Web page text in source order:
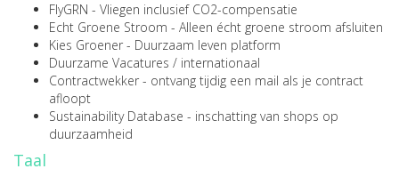
FlyGRN - Vliegen inclusief CO2-compensatie
Echt Groene Stroom - Alleen écht groene stroom afsluiten
Kies Groener - Duurzaam leven platform
Duurzame Vacatures / internationaal
Contractwekker - ontvang tijdig een mail als je contract
afloopt
Sustainability Database - inschatting van shops op
duurzaamheid
Taal